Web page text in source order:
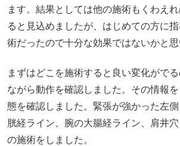
ます。結果としては他の施術もくわえ
ると見込めましたが、はじめての方に
術だったので十分な効果ではないかと思
まずはどこを施術すると良い変化がで
ながら動作を確認しました。その情報
態を確認しました。緊張が強かった左
胱経ライン、腕の大腸経ライン、肩井
の施術をしました。